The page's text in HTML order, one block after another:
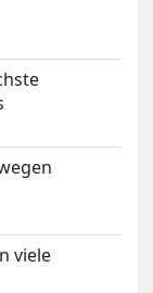
viele